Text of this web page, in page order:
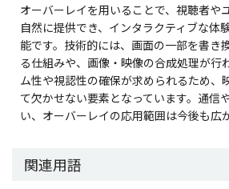
オーバーレイを用いることで、視聴者や
自然に提供でき、インタラクティブな体
能です。技術的には、画面の一部を書き
る仕組みや、画像・映像の合成処理が行
ム性や視認性の確保が求められるため、
て欠かせない要素となっています。通信
い、オーバーレイの応用範囲は今後も広
関連用語